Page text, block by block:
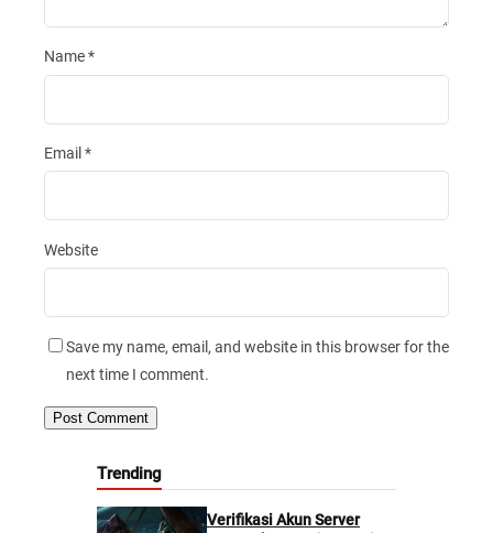
Name*
Email *
Website
Save my name, email, and website in this browser for the
next time I comment.
Trending
Verifikasi Akun Server